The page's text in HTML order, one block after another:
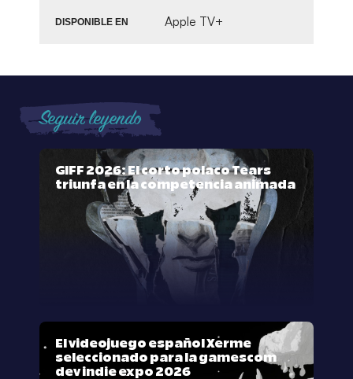
DISPONIBLE EN Apple TV+
Seguir leyendo
GIFF 2026: El corto polaco Tears
triunfa en la competencia animada
El videojuego español Xerme
seleccionado para la gamescom
dev indie expo 2026